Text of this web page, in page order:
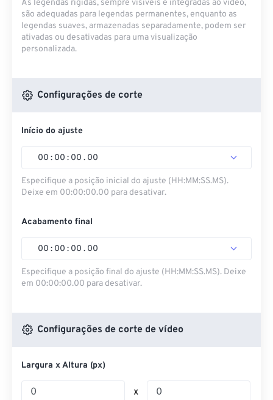
As legendas rígidas, sempre visíveis e integradas ao vídeo,
são adequadas para legendas permanentes, enquanto as
legendas suaves, armazenadas separadamente, podem ser
ativadas ou desativadas para uma visualização
personalizada.
Configurações de corte
Início do ajuste
00 : 00 : 00 . 00
Especifique a posição inicial do ajuste (HH:MM:SS.MS).
Deixe em 00:00:00.00 para desativar.
Acabamento final
00 : 00 : 00 . 00
Especifique a posição final do ajuste (HH:MM:SS.MS). Deixe
em 00:00:00.00 para desativar.
Configurações de corte de vídeo
Largura x Altura (px)
x